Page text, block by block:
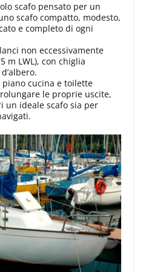
scafo pensato per un
scafo compatto, modesto,
e completo di ogni
non eccessivamente
m LWL), con chiglia
cucina e toilette
le proprie uscite,
un ideale scafo sia per